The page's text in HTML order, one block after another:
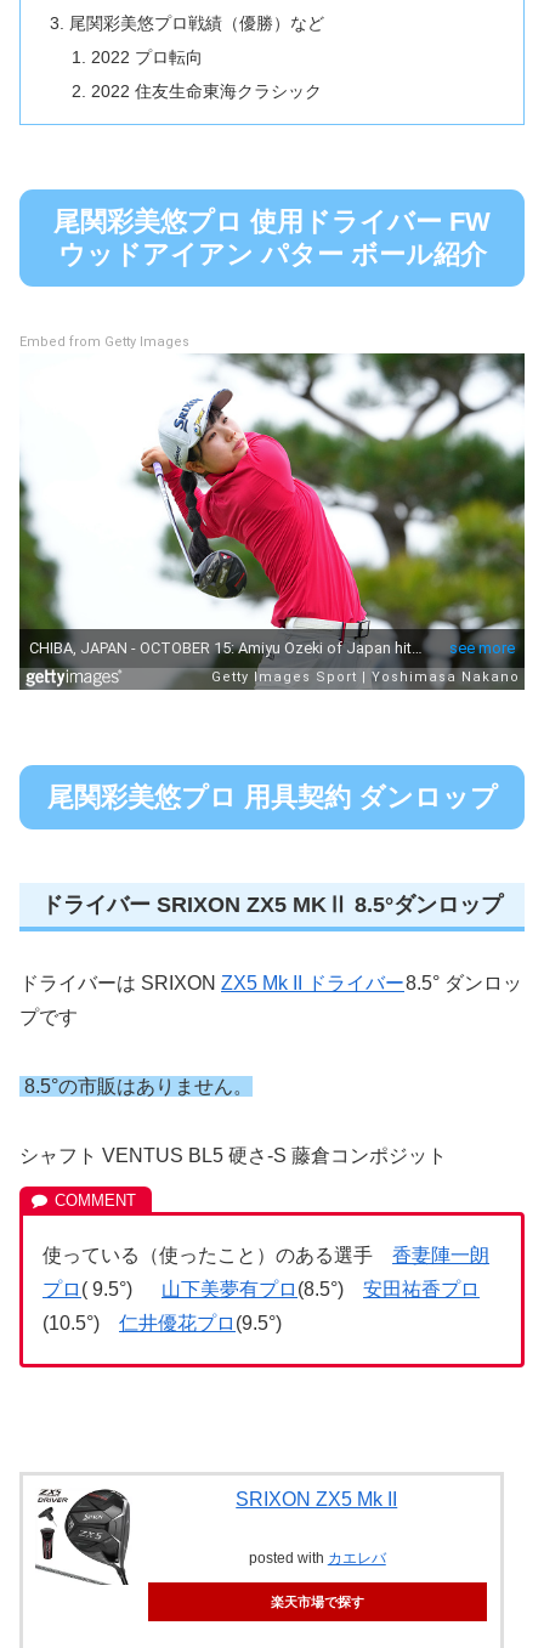
尾関彩美悠プロ戦績（優勝）など
2022 プロ転向
2022 住友生命東海クラシック
尾関彩美悠プロ 使用ドライバー FW
ウッドアイアン パター ボール紹介
Embed from Getty Images
尾関彩美悠プロ 用具契約 ダンロップ
ドライバー SRIXON ZX5 MKⅡ 8.5°ダンロップ
ドライバーは SRIXON ZX5 Mk II ドライバー8.5° ダンロッ
プです
8.5°の市販はありません。
シャフト VENTUS BL5 硬さ-S 藤倉コンポジット
使っている（使ったこと）のある選手 香妻陣一朗
プロ ( 9.5°) 山下美夢有プロ (8.5°) 安田祐香プロ
(10.5°) 仁井優花プロ (9.5°)
SRIXON ZX5 Mk II
posted with カエレバ
楽天市場で探す